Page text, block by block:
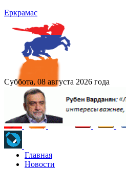
Еркрамас
Суббота, 08 августа 2026 года
Главная
Новости